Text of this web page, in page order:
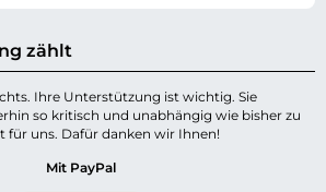
zählt
Ihre Unterstützung ist wichtig. Sie
so kritisch und unabhängig wie bisher zu
für uns. Dafür danken wir Ihnen!
Mit PayPal